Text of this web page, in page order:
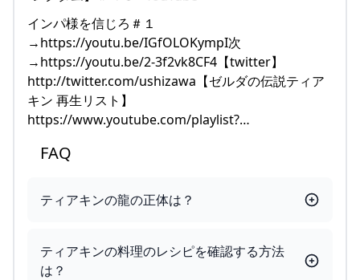
インパ様を信じろ＃１
→https://youtu.be/IGfOLOKympI次
→https://youtu.be/2-3f2vk8CF4【twitter】
http://twitter.com/ushizawa【ゼルダの伝説ティア
キン 再生リスト】
https://www.youtube.com/playlist?…
FAQ
ティアキンの龍の正体は？
ティアキンの料理のレシピを確認する方法
は？